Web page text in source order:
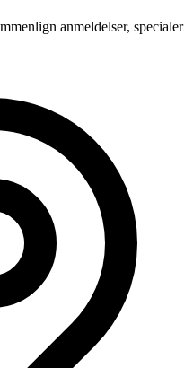
anmeldelser, specialer